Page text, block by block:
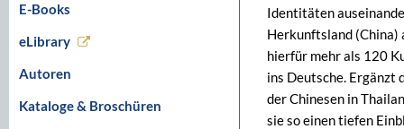
E-Books
eLibrary
Autoren
Kataloge & Broschüren
Identitäten
Herkunftsland (China)
hierfür mehr als 120
ins Deutsche. Ergänzt
der Chinesen in
sie so einen tiefen